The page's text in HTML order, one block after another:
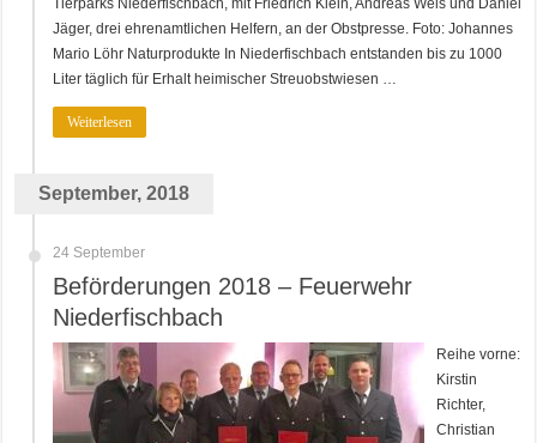
Tierparks Niederfischbach, mit Friedrich Klein, Andreas Wels und Daniel
Jäger, drei ehrenamtlichen Helfern, an der Obstpresse. Foto: Johannes
Mario Löhr Naturprodukte In Niederfischbach entstanden bis zu 1000
Liter täglich für Erhalt heimischer Streuobstwiesen …
Weiterlesen
September, 2018
24 September
Beförderungen 2018 – Feuerwehr
Niederfischbach
Reihe vorne:
Kirstin
Richter,
Christian